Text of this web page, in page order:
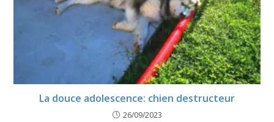
La douce adolescence: chien destructeur
26/09/2023